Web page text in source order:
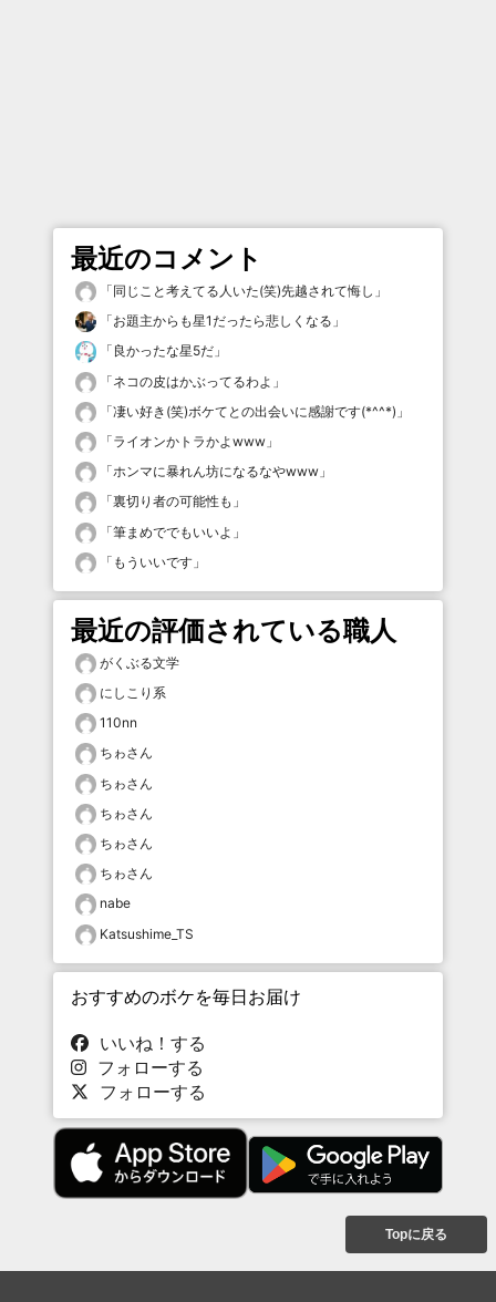
最近のコメント
「同じこと考えてる人いた(笑)先越されて悔し 」
「お題主からも星1だったら悲しくなる 」
「 良かったな星5だ 」
「ネコの皮はかぶってるわよ 」
「凄い好き(笑)ボケてとの出会いに感謝です(*^^*) 」
「ライオンかトラかよwww 」
「ホンマに暴れん坊になるなやwww 」
「裏切り者の可能性も 」
「筆まめででもいいよ 」
「 もういいです 」
最近の評価されている職人
がくぶる文学
にしこり系
110nn
ちゎさん
ちゎさん
ちゎさん
ちゎさん
ちゎさん
nabe
Katsushime_TS
おすすめのボケを毎日お届け
いいね！する
フォローする
フォローする
Topに戻る